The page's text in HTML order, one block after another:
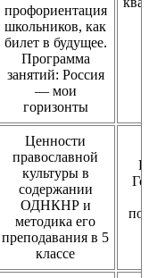
профориентация
школьников, как
билет в будущее.
Программа
занятий: Россия
— мои
горизонты
Ценности
православной
культуры в
содержании
ОДНКНР и
методика его
преподавания в 5
классе